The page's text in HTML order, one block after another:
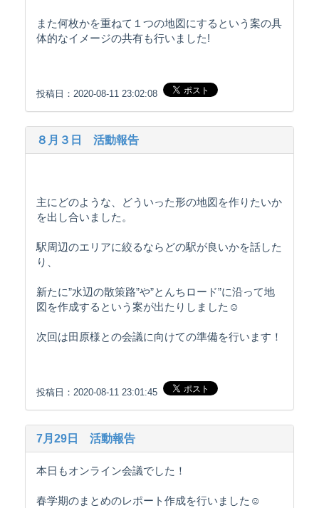
また何枚かを重ねて１つの地図にするという案の具
体的なイメージの共有も行いました!
投稿日：2020-08-11 23:02:08
８月３日 活動報告
主にどのような、どういった形の地図を作りたいか
を出し合いました。
駅周辺のエリアに絞るならどの駅が良いかを話した
り、
新たに”水辺の散策路”や”とんちロード”に沿って地
図を作成するという案が出たりしました☺️
次回は田原様との会議に向けての準備を行います！
投稿日：2020-08-11 23:01:45
7月29日 活動報告
本日もオンライン会議でした！
春学期のまとめのレポート作成を行いました☺️